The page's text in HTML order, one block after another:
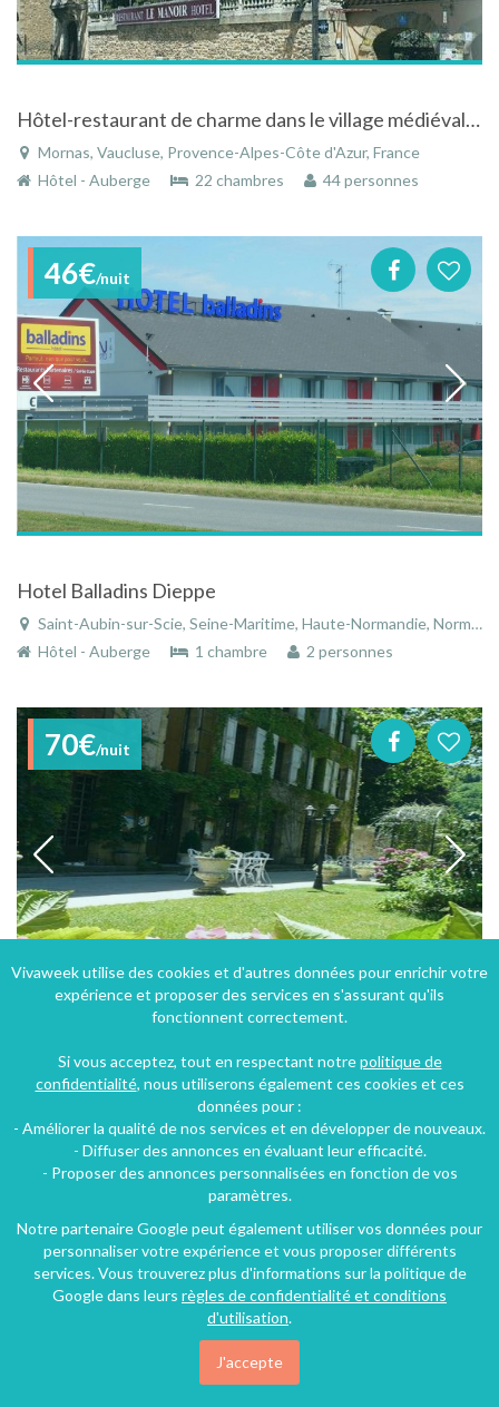
Hôtel-restaurant de charme dans le village médiéval de Mornas en Provence
Mornas, Vaucluse, Provence-Alpes-Côte d'Azur, France
Hôtel - Auberge
22 chambres 44 personnes
46€/nuit
Hotel Balladins Dieppe
Saint-Aubin-sur-Scie, Seine-Maritime, Haute-Normandie, Normandie, France
Hôtel - Auberge
1 chambre 2 personnes
70€/nuit
Gincla, Aude, Languedoc-Roussillon, Occitanie, France
Hôtel - Auberge
12 chambres 24 personnes
68€ /nuit
Vivaweek utilise des cookies et d'autres données pour enrichir votre
expérience et proposer des services en s'assurant qu'ils
fonctionnent correctement.
Si vous acceptez, tout en respectant notrepolitique de
confidentialité, nous utiliserons également ces cookies et ces
données pour :
- Améliorer la qualité de nos services et en développer de nouveaux.
- Diffuser des annonces en évaluant leur efficacité.
- Proposer des annonces personnalisées en fonction de vos
paramètres.
Notre partenaire Google peut également utiliser vos données pour
personnaliser votre expérience et vous proposer différents
services. Vous trouverez plus d'informations sur la politique de
Google dans leurs règles de confidentialité et conditions
d'utilisation.
J'accepte